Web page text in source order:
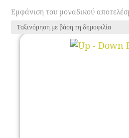
Εμφάνιση του μοναδικού